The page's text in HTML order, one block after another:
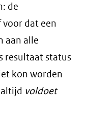
de
dat een
aan alle
resultaat status
kon worden
voldoet